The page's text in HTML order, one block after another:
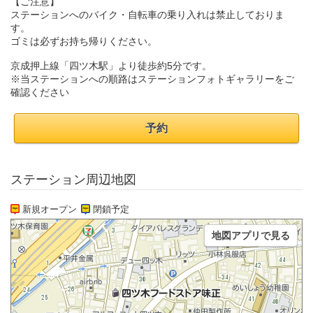
ステーションへのバイク・自転車の乗り入れは禁止しておりま
す。
ゴミは必ずお持ち帰りください。
京成押上線「四ツ木駅」より徒歩約5分です。
※当ステーションへの順路はステーションフォトギャラリーをご
確認ください
予約
ステーション周辺地図
新規オープン 閉鎖予定
地図アプリで見る